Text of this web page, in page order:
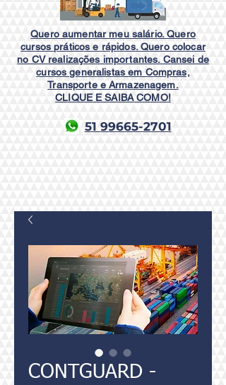
Quero aumentar meu salário. Quero
cursos práticos e rápidos. Quero colocar
no CV realizações importantes. Cansei de
cursos generalistas em Compras,
Transporte e Armazenagem.
CLIQUE E SAIBA COMO!
51 99665-2701
CONTGUARD -